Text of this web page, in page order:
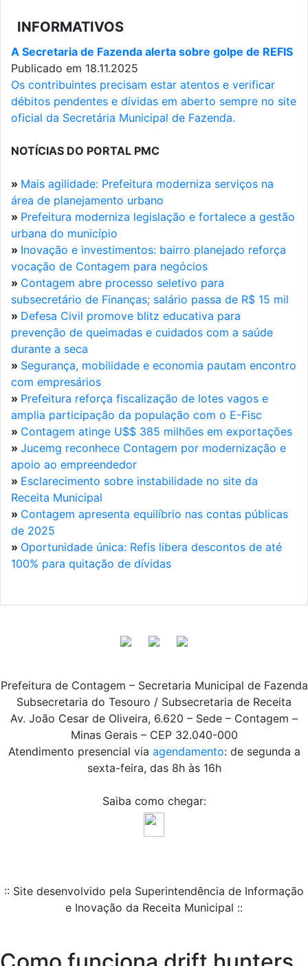
INFORMATIVOS
A Secretaria de Fazenda alerta sobre golpe de REFIS
Publicado em 18.11.2025
Os contribuintes precisam estar atentos e verificar
débitos pendentes e dívidas em aberto sempre no site
oficial da Secretária Municipal de Fazenda.
NOTÍCIAS DO PORTAL PMC
» Mais agilidade: Prefeitura moderniza serviços na
área de planejamento urbano
» Prefeitura moderniza legislação e fortalece a gestão
urbana do município
» Inovação e investimentos: bairro planejado reforça
vocação de Contagem para negócios
» Contagem abre processo seletivo para
subsecretário de Finanças; salário passa de R$ 15 mil
» Defesa Civil promove blitz educativa para
prevenção de queimadas e cuidados com a saúde
durante a seca
» Segurança, mobilidade e economia pautam encontro
com empresários
» Prefeitura reforça fiscalização de lotes vagos e
amplia participação da população com o E-Fisc
» Contagem atinge U$$ 385 milhões em exportações
» Jucemg reconhece Contagem por modernização e
apoio ao empreendedor
» Esclarecimento sobre instabilidade no site da
Receita Municipal
» Contagem apresenta equilíbrio nas contas públicas
de 2025
» Oportunidade única: Refis libera descontos de até
100% para quitação de dívidas
Prefeitura de Contagem – Secretaria Municipal de Fazenda
Subsecretaria do Tesouro / Subsecretaria de Receita
Av. João Cesar de Oliveira, 6.620 – Sede – Contagem –
Minas Gerais – CEP 32.040-000
Atendimento presencial via agendamento: de segunda a
sexta-feira, das 8h às 16h
Saiba como chegar:
:: Site desenvolvido pela Superintendência de Informação
e Inovação da Receita Municipal ::